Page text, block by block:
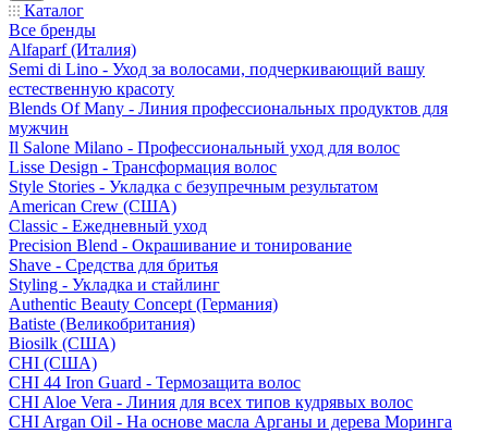
Каталог
Все бренды
Alfaparf (Италия)
Semi di Lino - Уход за волосами, подчеркивающий вашу
естественную красоту
Blends Of Many - Линия профессиональных продуктов для
мужчин
Il Salone Milano - Профессиональный уход для волос
Lisse Design - Трансформация волос
Style Stories - Укладка с безупречным результатом
American Crew (США)
Classic - Ежедневный уход
Precision Blend - Окрашивание и тонирование
Shave - Средства для бритья
Styling - Укладка и стайлинг
Authentic Beauty Concept (Германия)
Batiste (Великобритания)
Biosilk (США)
CHI (США)
CHI 44 Iron Guard - Термозащита волос
CHI Aloe Vera - Линия для всех типов кудрявых волос
CHI Argan Oil - На основе масла Арганы и дерева Моринга